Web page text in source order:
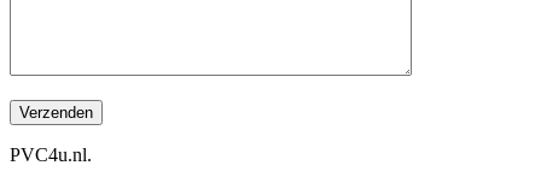
PVC4u.nl.